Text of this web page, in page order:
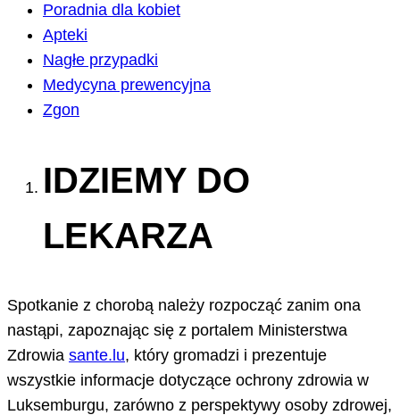
Poradnia dla kobiet
Apteki
Nagłe przypadki
Medycyna prewencyjna
Zgon
IDZIEMY DO
LEKARZA
Spotkanie z chorobą należy rozpocząć zanim ona
nastąpi, zapoznając się z portalem Ministerstwa
Zdrowia sante.lu, który gromadzi i prezentuje
wszystkie informacje dotyczące ochrony zdrowia w
Luksemburgu, zarówno z perspektywy osoby zdrowej,